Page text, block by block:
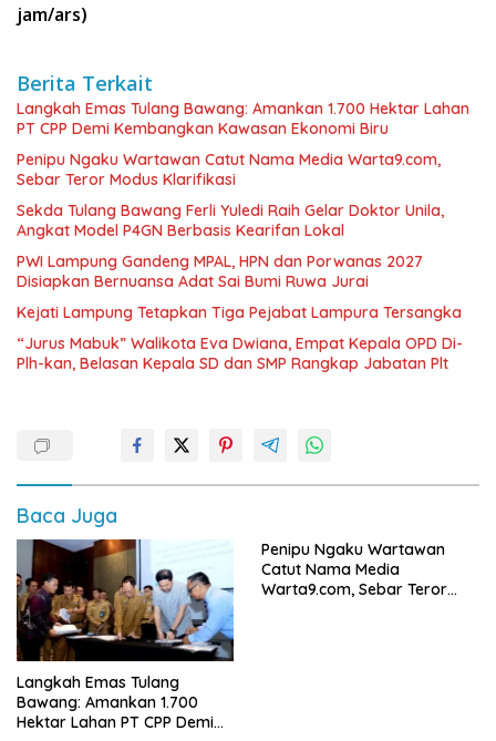
jam/ars)
Berita Terkait
Langkah Emas Tulang Bawang: Amankan 1.700 Hektar Lahan
PT CPP Demi Kembangkan Kawasan Ekonomi Biru
Penipu Ngaku Wartawan Catut Nama Media Warta9.com,
Sebar Teror Modus Klarifikasi
Sekda Tulang Bawang Ferli Yuledi Raih Gelar Doktor Unila,
Angkat Model P4GN Berbasis Kearifan Lokal
PWI Lampung Gandeng MPAL, HPN dan Porwanas 2027
Disiapkan Bernuansa Adat Sai Bumi Ruwa Jurai
Kejati Lampung Tetapkan Tiga Pejabat Lampura Tersangka
“Jurus Mabuk” Walikota Eva Dwiana, Empat Kepala OPD Di-
Plh-kan, Belasan Kepala SD dan SMP Rangkap Jabatan Plt
Baca Juga
Langkah Emas Tulang
Bawang: Amankan 1.700
Hektar Lahan PT CPP Demi
Penipu Ngaku Wartawan
Catut Nama Media
Warta9.com, Sebar Teror